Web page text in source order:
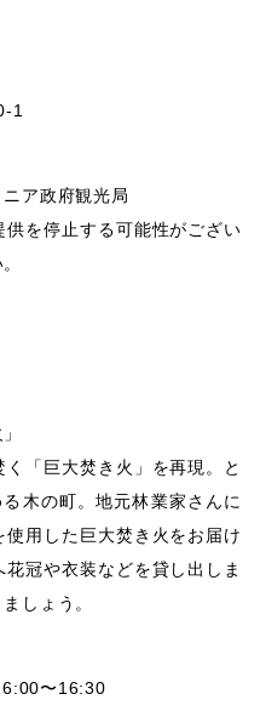
1
ア政府観光局
を停止する可能性がござい
「巨大焚き火」を再現。と
木の町。地元林業家さんに
用した巨大焚き火をお届け
冠や衣装などを貸し出しま
しょう。
〜16:30